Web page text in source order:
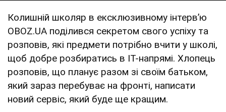
Колишній школяр в ексклюзивному інтервʼю
OBOZ.UA поділився секретом свого успіху та
розповів, які предмети потрібно вчити у школі,
щоб добре розбиратись в ІТ-напрямі. Хлопець
розповів, що планує разом зі своїм батьком,
який зараз перебуває на фронті, написати
новий сервіс, який буде ще кращим.